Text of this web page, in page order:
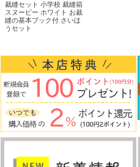
裁縫セット 小学校 裁縫箱
スヌーピー ホワイト お裁
縫の基本ブック付 さいほ
うセット